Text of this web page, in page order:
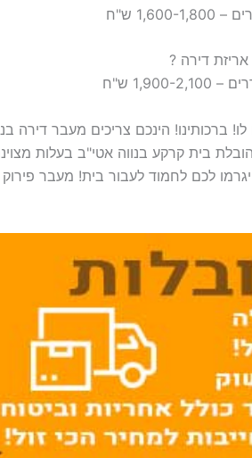
הינכם צריכים מעבר דירה
בית קרקע בנווה אטי"ב בעלות
לכם לחמוד לעבור בית! מעבר פירוק